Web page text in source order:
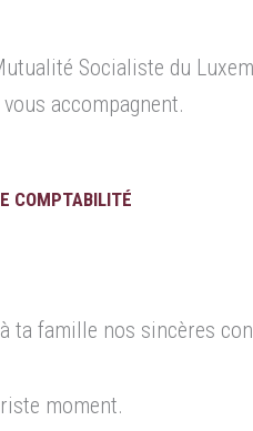
Socialiste du
accompagnent.
COMPTABILITÉ
ta famille nos sincères
moment.